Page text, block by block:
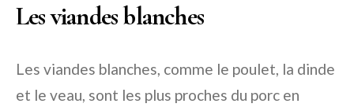
Les viandes blanches
Les viandes blanches, comme le poulet, la dinde
et le veau, sont les plus proches du porc en